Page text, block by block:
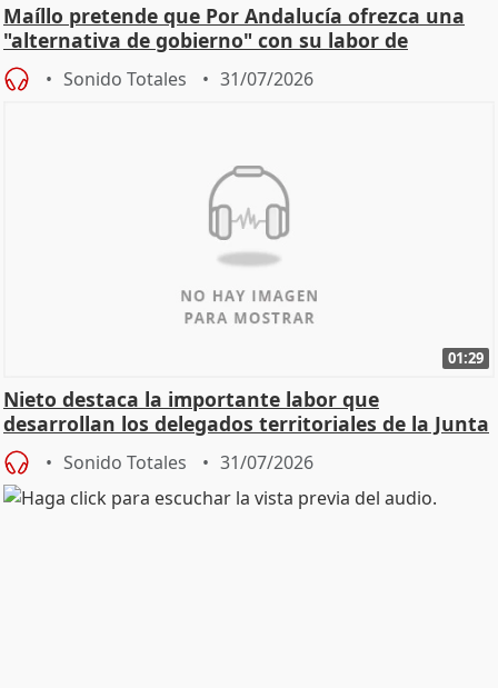
Maíllo pretende que Por Andalucía ofrezca una
"alternativa de gobierno" con su labor de
oposición
Sonido Totales 31/07/2026
01:29
Nieto destaca la importante labor que
desarrollan los delegados territoriales de la Junta
Sonido Totales 31/07/2026